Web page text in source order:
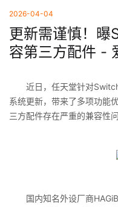
2026-04-04
更新需谨慎！
容第三方配件 -
近日，任天堂针对Switch
系统更新，带来了多项功能
三方配件存在严重的兼容性问
国内知名外设厂商